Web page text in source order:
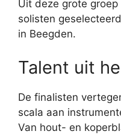
Uit deze grote
solisten
in Beegden.
Talent uit
De finalisten
scala aan
Van hout- en